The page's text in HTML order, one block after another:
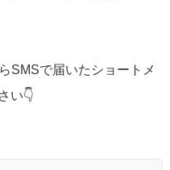
SMSで届いたショートメ
い👇